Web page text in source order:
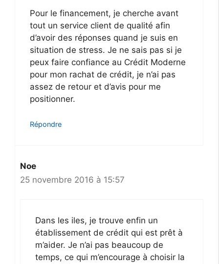
Pour le financement, je cherche avant
tout un service client de qualité afin
d’avoir des réponses quand je suis en
situation de stress. Je ne sais pas si je
peux faire confiance au Crédit Moderne
pour mon rachat de crédit, je n’ai pas
assez de retour et d’avis pour me
positionner.
Répondre
Noe
25 novembre 2016 à 15:57
Dans les iles, je trouve enfin un
établissement de crédit qui est prêt à
m’aider. Je n’ai pas beaucoup de
temps, ce qui m’encourage à choisir la